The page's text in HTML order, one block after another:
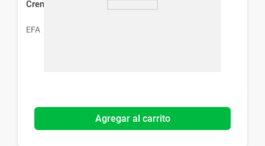
Crema Dérmica Efaderm K-G x 10 g
EFA
Agregar al carrito